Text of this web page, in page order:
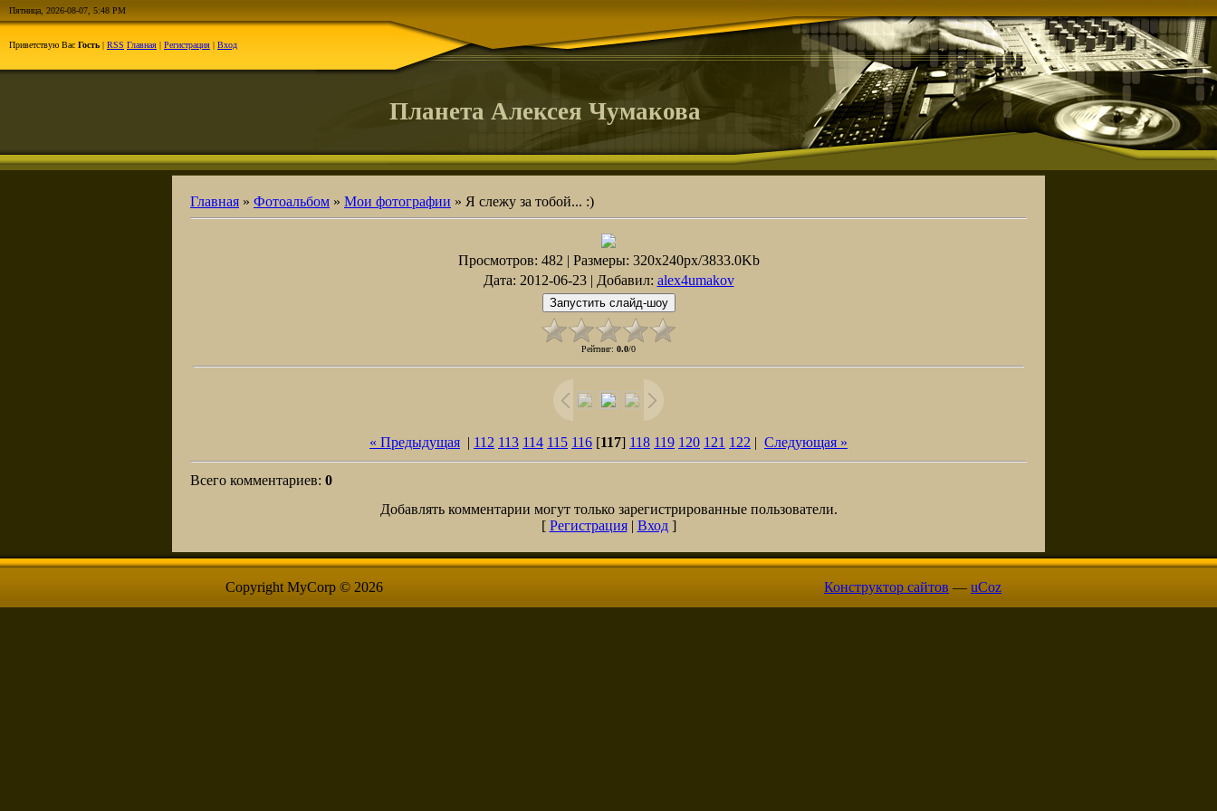
Пятница, 2026-08-07, 5:48 PM
Приветствую Вас Гость | RSS Главная | Регистрация | Вход
Планета Алексея Чумакова
Главная » Фотоальбом » Мои фотографии » Я слежу за тобой... :)
Просмотров: 482 | Размеры: 320x240px/3833.0Kb
Дата: 2012-06-23 | Добавил: alex4umakov
Рейтинг: 0.0/0
« Предыдущая | 112 113 114 115 116 [117] 118 119 120 121 122 | Следующая »
Всего комментариев: 0
Добавлять комментарии могут только зарегистрированные пользователи.
[ Регистрация| Вход]
Copyright MyCorp © 2026 Конструктор сайтов — uCoz